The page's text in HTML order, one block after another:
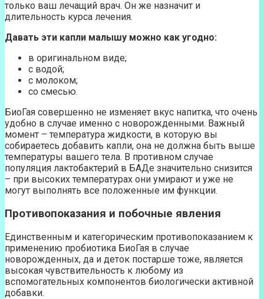
только ваш лечащий врач. Он же назначит и
длительность курса лечения.
Давать эти капли малышу можно как угодно:
в оригинальном виде;
с водой;
с молоком;
со смесью.
БиоГая совершенно не изменяет вкус напитка, что очень
удобно в случае именно с новорожденными. Важный
момент – температура жидкости, в которую вы
собираетесь добавить капли, она не должна быть выше
температуры вашего тела. В противном случае
популяция лактобактерий в БАДе значительно снизится
– при высоких температурах они умирают и уже не
могут выполнять все положенные им функции.
Противопоказания и побочные явления
Единственным и категорическим противопоказанием к
применению пробиотика БиоГая в случае
новорожденных, да и деток постарше тоже, является
высокая чувствительность к любому из
вспомогательных компонентов биологически активной
добавки.